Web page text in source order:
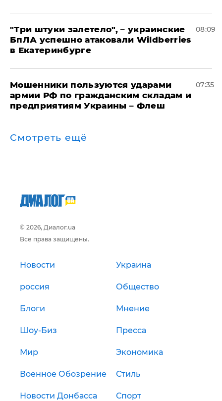
"Три штуки залетело", – украинские
БпЛА успешно атаковали Wildberries
в Екатеринбурге
08:09
Мошенники пользуются ударами
армии РФ по гражданским складам и
предприятиям Украины – Флеш
07:35
Смотреть ещё
© 2026, Диалог.ua
Все права защищены.
Новости Украина
россия Общество
Блоги Мнение
Шоу-Биз Пресса
Мир Экономика
Военное Обозрение Стиль
Новости Донбасса Спорт